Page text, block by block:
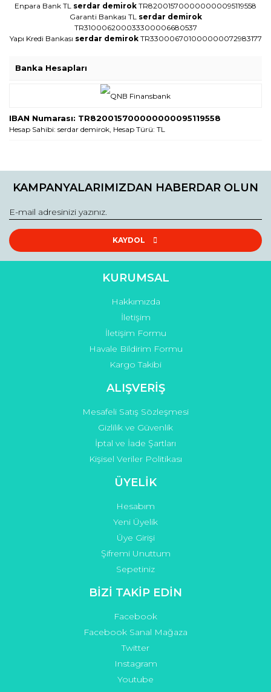
Enpara Bank TL serdar demirok TR820015700000000095119558
Garanti Bankası TL serdar demirok
TR310006200033300006680537
Yapı Kredi Bankası serdar demirok TR330006701000000072983177
Banka Hesapları
IBAN Numarası: TR820015700000000095119558
Hesap Sahibi: serdar demirok, Hesap Türü: TL
KAMPANYALARIMIZDAN HABERDAR OLUN
KAYDOL
KURUMSAL
Hakkımızda
İletişim
İletişim Formu
Havale Bildirim Formu
Kargo Takibi
ALIŞVERİŞ
Mesafeli Satış Sözleşmesi
Gizlilik ve Güvenlik
İptal ve İade Şartları
Kişisel Veriler Politikası
ÜYELİK
Hesabım
Yeni Üyelik
Üye Girişi
Şifremi Unuttum
Sepetiniz
BİZİ TAKİP EDİN
Facebook
Facebook Sanal Mağaza
Twitter
Instagram
Youtube